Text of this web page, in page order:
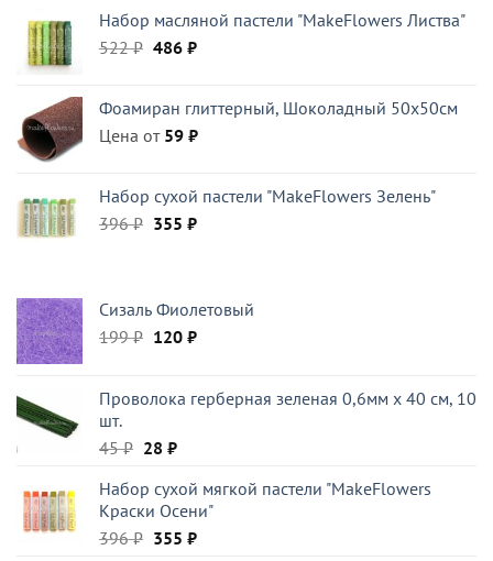
Набор масляной пастели "MakeFlowers Листва"
522₽ Первоначальная
522 ₽.
486 ₽Текущая
Фоамиран глиттерный, Шоколадный 50x50см
Цена от 59 ₽
Набор сухой пастели "MakeFlowers Зелень"
396₽ Первоначальная
355 ₽Текущая
Сизаль Фиолетовый
199₽ Первоначальная
199 ₽.
120 ₽Текущая
Проволока герберная зеленая 0,6мм x 40 см, 10
шт.
45₽ Первоначальная
составляла
45 ₽.
28 ₽Текущая
28 ₽.
Набор сухой мягкой пастели "MakeFlowers
Краски Осени"
396₽ Первоначальная
355 ₽Текущая